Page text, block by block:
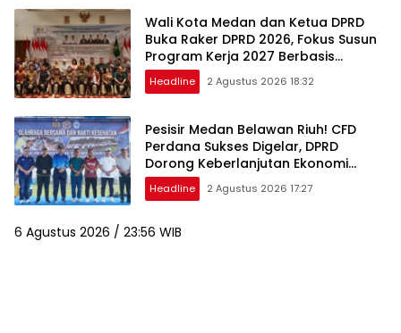
Wali Kota Medan dan Ketua DPRD
Buka Raker DPRD 2026, Fokus Susun
Program Kerja 2027 Berbasis
Digitalisasi dan Inovasi
Headline 2 Agustus 2026 18:32
Pesisir Medan Belawan Riuh! CFD
Perdana Sukses Digelar, DPRD
Dorong Keberlanjutan Ekonomi
Warga
Headline 2 Agustus 2026 17:27
6 Agustus 2026 / 23:56 WIB